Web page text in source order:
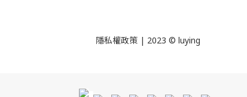
隱私權政策| 2023 © luying